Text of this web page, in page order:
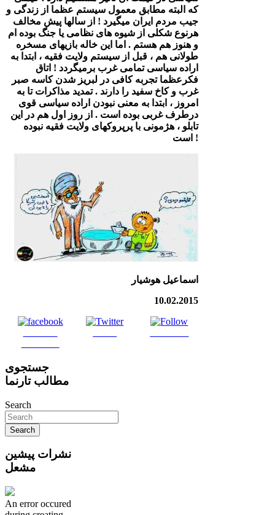
که البته مطابق معمول سیستم عظما از زندگی و
جیب مردم ایران میگیرد ! از سالها پیش مخالف
هرنوع شکلی از شیوه های نظامی یا جنگ بوده ام
و هنوز هم هستم . اما این خاله بازیهای مسخره
طولانی هم ، قبل از سیستم ولایت فقیه ، ابتدا به
اراده سیاسی تمامی غرب برمیگردد ! اتاق
فکرعظما تجربه کافی در لبریز شدن کاسه صبر
غرب و کاخ سفید را دارند . تمدید مذاکرات تا به
امروز ، ابتدا به معنی نبودن اراده سیاسی قوی
درطرف غربی بوده است . از روز اول هم در این
تابلو ، هژمونی با پرپروکهای ولایت فقیه نبوده
است !
اسماعیل هوشیار
10.02.2015
جستجوی
مطالب تارنما
Search
نشرات پیشین
مشعل
An error occured